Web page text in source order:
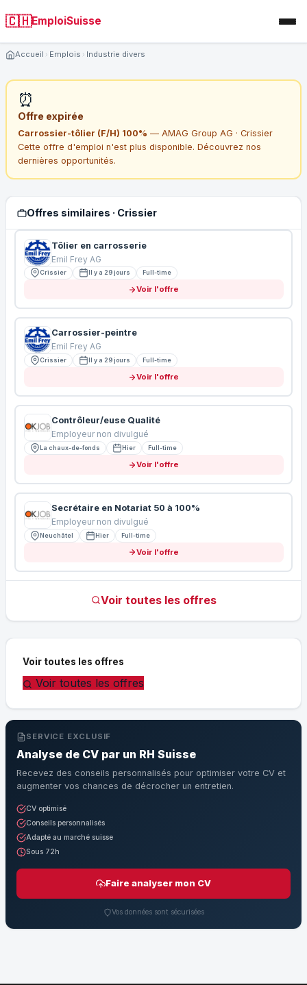
🇨🇭EmploiSuisse
Accueil Emplois Industrie divers
⏰
Offre expirée
Carrossier-tôlier (F/H) 100% — AMAG Group AG · Crissier
Cette offre d'emploi n'est plus disponible. Découvrez nos
dernières opportunités.
Offres similaires · Crissier
Tôlier en carrosserie
Emil Frey AG
Crissier Il y a 29 jours Full-time
Voir l'offre
Carrossier-peintre
Emil Frey AG
Crissier Il y a 29 jours Full-time
Voir l'offre
Contrôleur/euse Qualité
Employeur non divulgué
La chaux-de-fonds Hier Full-time
Voir l'offre
Secrétaire en Notariat 50 à 100%
Employeur non divulgué
Neuchâtel Hier Full-time
Voir l'offre
Voir toutes les offres
Voir toutes les offres
Voir toutes les offres
SERVICE EXCLUSIF
Analyse de CV par un RH Suisse
Recevez des conseils personnalisés pour optimiser votre CV et
augmenter vos chances de décrocher un entretien.
CV optimisé
Conseils personnalisés
Adapté au marché suisse
Sous 72h
Faire analyser mon CV
Vos données sont sécurisées